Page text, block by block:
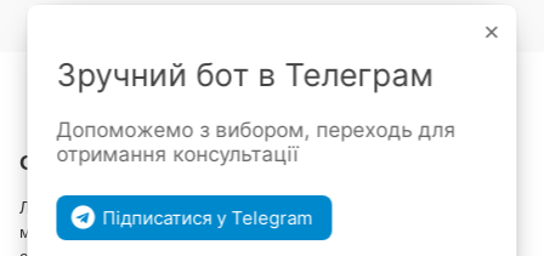
Войтидля отображения накопительной скидки
В избранное К сравнению
Описание
Ласки клитора могут стать еще ярче! Хочешь получить
максимум ощущений во время интимной близости и ощутить
Зручний бот в Телеграм
Допоможемо з вибором, переходь для
отримання консультації
Підписатися у Telegram
×